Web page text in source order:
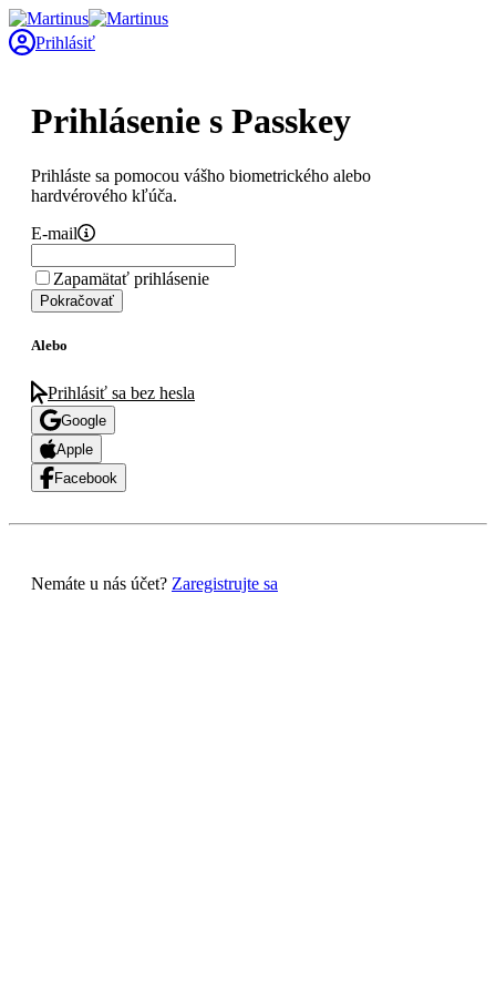
Prihlásiť
Prihlásenie s Passkey
Prihláste sa pomocou vášho biometrického alebo
hardvérového kľúča.
E-mail
Zapamätať prihlásenie
Pokračovať
Alebo
Prihlásiť sa bez hesla
Google
Apple
Facebook
Nemáte u nás účet? Zaregistrujte sa